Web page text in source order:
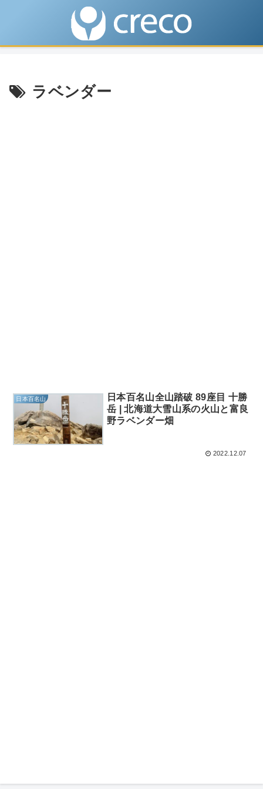
ラベンダー
日本百名山
日本百名山全山踏破 89座目 十勝
岳 | 北海道大雪山系の火山と富良
野ラベンダー畑
2022.12.07